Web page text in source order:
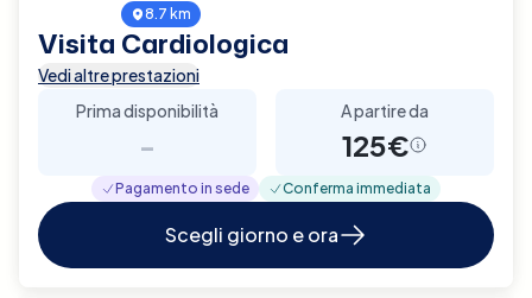
8.7 km
Visita Cardiologica
Vedi altre prestazioni
Prima disponibilità
-
A partire da
125€
Pagamento in sede Conferma immediata
Scegli giorno e ora